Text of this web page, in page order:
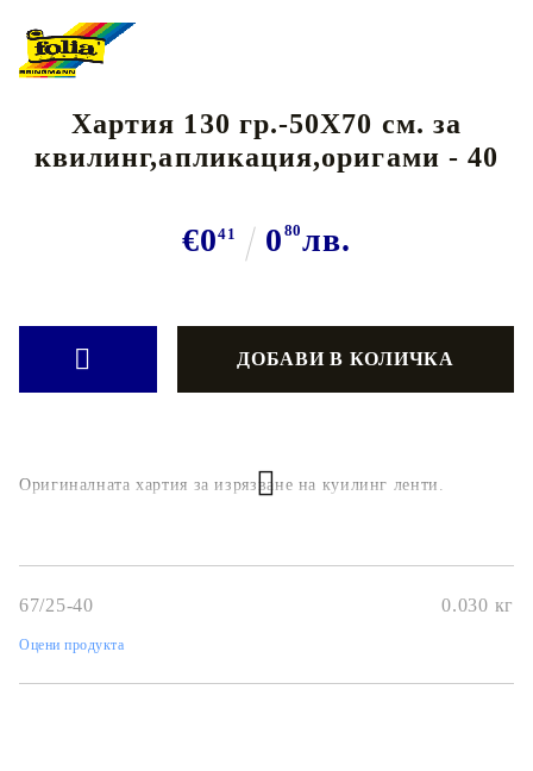
Хартия 130 гр.-50Х70 см. за
квилинг,апликация,оригами - 40
€041 0 80лв.
Оригиналната хартия за изрязване на куилинг ленти.
67/25-40 0.030 кг
Оцени продукта